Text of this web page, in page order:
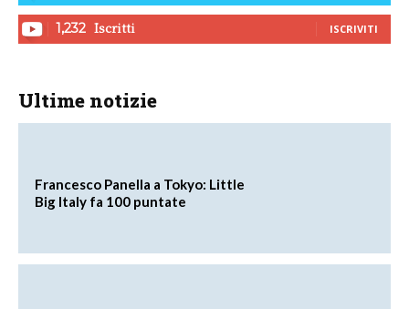
1,232 Iscritti ISCRIVITI
Ultime notizie
Francesco Panella a Tokyo: Little
Big Italy fa 100 puntate